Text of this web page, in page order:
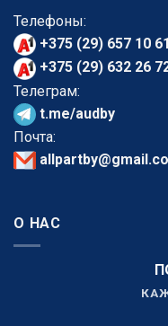
Телефоны:
+375 (29) 657 10 61
+375 (29) 632 26
Телеграм:
t.me/audby
Почта:
О НАС